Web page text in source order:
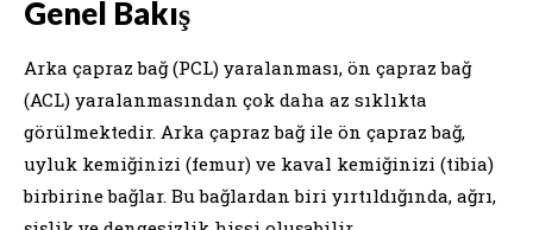
Genel Bakış
Arka çapraz bağ (PCL) yaralanması, ön çapraz bağ
(ACL) yaralanmasından çok daha az sıklıkta
görülmektedir. Arka çapraz bağ ile ön çapraz bağ,
uyluk kemiğinizi (femur) ve kaval kemiğinizi (tibia)
birbirine bağlar. Bu bağlardan biri yırtıldığında, ağrı,